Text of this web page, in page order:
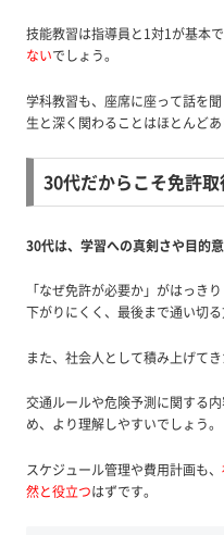
技能教習は指導員と1対1が基本で
ないでしょう。
学科教習も、座席に座って話を
生と深く関わることはほとんどあ
30代だからこそ免許
30代は、学習への真剣さや目的意
「なぜ免許が必要か」がはっき
下がりにくく、最後まで通い切る
また、社会人として積み上げて
交通ルールや危険予測に関する
め、より理解しやすいでしょう。
スケジュール管理や費用計画も、
然と役立つはずです。